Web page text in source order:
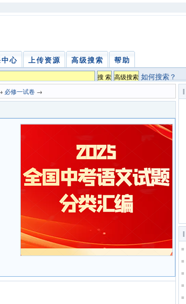
心 上传资源 高级搜索
帮助
如何搜索？
必修一试卷 →